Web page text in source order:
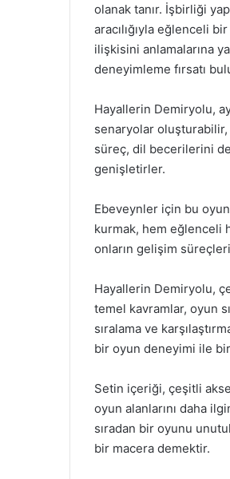
olanak tanır. İşbirliği
aracılığıyla eğlenceli
ilişkisini anlamalarına
deneyimleme fırsatı
Hayallerin Demiryolu,
senaryolar
süreç, dil becerilerini
genişletirler.
Ebeveynler için bu
kurmak, hem eğlenceli
onların gelişim
Hayallerin Demiryolu,
temel kavramlar, oyun
sıralama ve
bir oyun deneyimi ile
Setin içeriği, çeşitli
oyun alanlarını daha
sıradan bir oyunu
bir macera demektir.